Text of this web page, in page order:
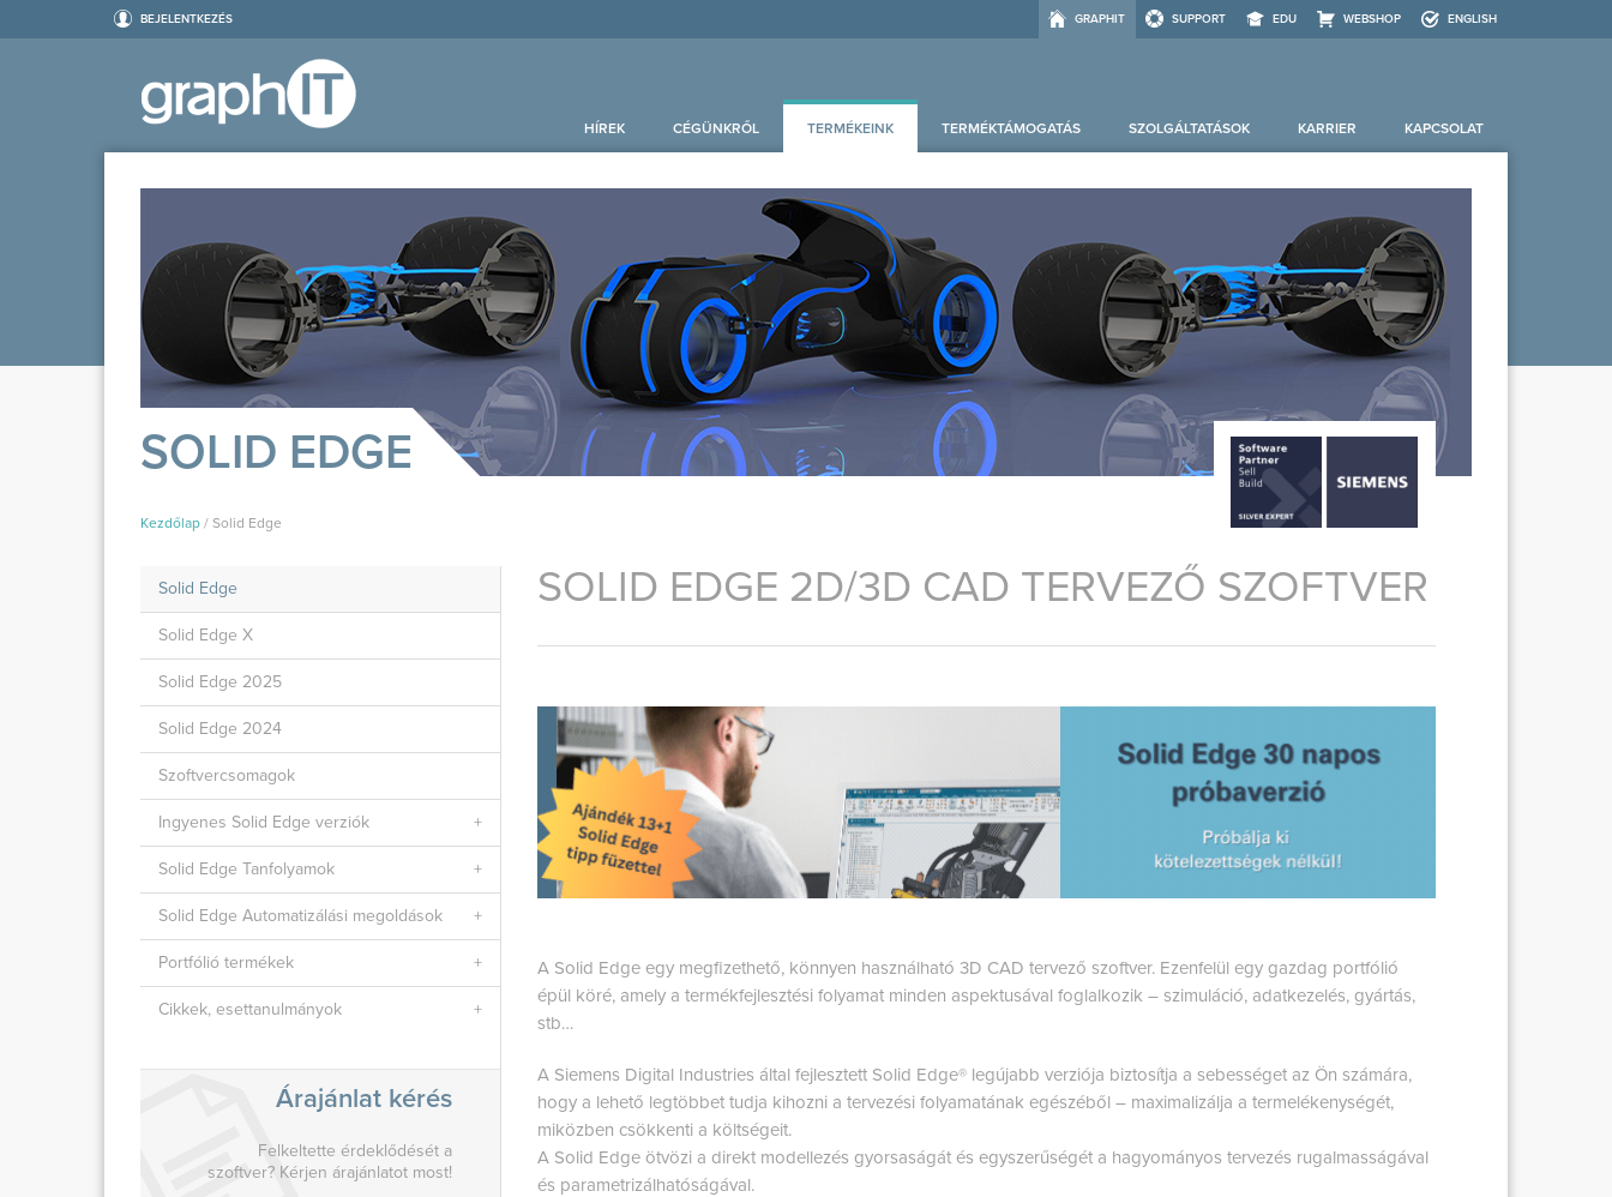
BEJELENTKEZÉS GRAPHIT SUPPORT EDU WEBSHOP ENGLISH
HÍREK CÉGÜNKRŐL TERMÉKEINK TERMÉKTÁMOGATÁS SZOLGÁLTATÁSOK KARRIER KAPCSOLAT
SOLID EDGE
Kezdőlap / Solid Edge
Solid Edge
Solid Edge X
Solid Edge 2025
Solid Edge 2024
Szoftvercsomagok
Ingyenes Solid Edge verziók
Solid Edge Tanfolyamok
Solid Edge Automatizálási megoldások
Portfólió termékek
Cikkek, esettanulmányok
Árajánlat kérés
Felkeltette érdeklődését a
szoftver? Kérjen árajánlatot most!
SOLID EDGE 2D/3D CAD TERVEZŐ SZOFTVER
A Solid Edge egy megfizethető, könnyen használható 3D CAD tervező szoftver. Ezenfelül egy gazdag portfólió
épül köré, amely a termékfejlesztési folyamat minden aspektusával foglalkozik – szimuláció, adatkezelés, gyártás,
stb…
A Siemens Digital Industries által fejlesztett Solid Edge® legújabb verziója biztosítja a sebességet az Ön számára,
hogy a lehető legtöbbet tudja kihozni a tervezési folyamatának egészéből – maximalizálja a termelékenységét,
miközben csökkenti a költségeit.
A Solid Edge ötvözi a direkt modellezés gyorsaságát és egyszerűségét a hagyományos tervezés rugalmasságával
és parametrizálhatóságával.